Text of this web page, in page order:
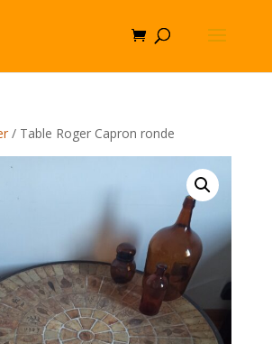
/ Table Roger Capron ronde